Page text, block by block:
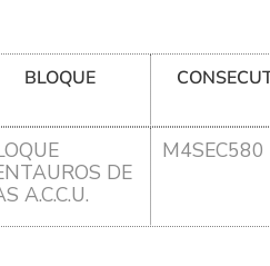
BLOQUE
DE
A.C.C.U.
M4SEC580